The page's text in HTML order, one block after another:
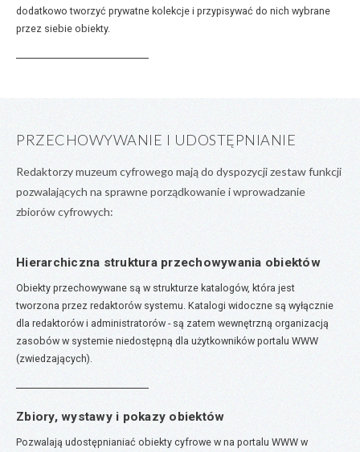
dodatkowo tworzyć prywatne kolekcje i przypisywać do nich wybrane
przez siebie obiekty.
PRZECHOWYWANIE I UDOSTĘPNIANIE
Redaktorzy muzeum cyfrowego mają do dyspozycji zestaw funkcji
pozwalających na sprawne porządkowanie i wprowadzanie
zbiorów cyfrowych:
Hierarchiczna struktura przechowywania obiektów
Obiekty przechowywane są w strukturze katalogów, która jest
tworzona przez redaktorów systemu. Katalogi widoczne są wyłącznie
dla redaktorów i administratorów - są zatem wewnętrzną organizacją
zasobów w systemie niedostępną dla użytkowników portalu WWW
(zwiedzających).
Zbiory, wystawy i pokazy obiektów
Pozwalają udostępnianiać obiekty cyfrowe w na portalu WWW w